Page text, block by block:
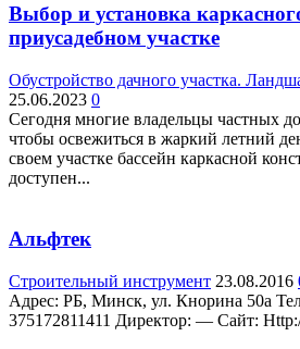
Выбор и установка
приусадебном участке
Обустройство дачного участка.
25.06.2023 0
Сегодня многие владельцы частных
чтобы освежиться в жаркий летний
своем участке бассейн каркасной
доступен...
Альфтек
Строительный инструмент 23.08.2016
Адрес: РБ, Минск, ул. Кнорина 50а
375172811411 Директор: — Сайт: